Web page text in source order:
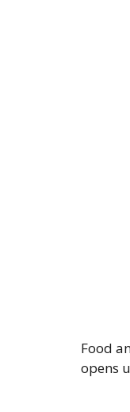
Food
opens